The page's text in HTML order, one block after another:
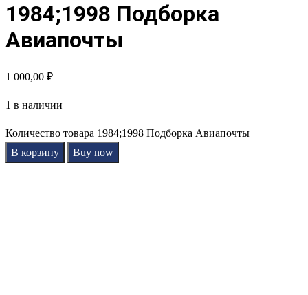
1984;1998 Подборка
Авиапочты
1 000,00 ₽
1 в наличии
Количество товара 1984;1998 Подборка Авиапочты
В корзину
Buy now